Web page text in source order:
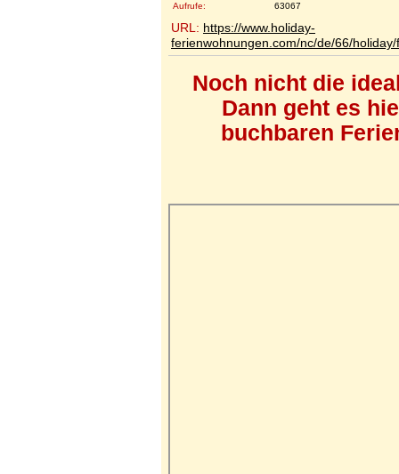
Aufrufe:
63067
URL: https://www.holiday-
ferienwohnungen.com/nc/de/66/
Noch nicht die
Dann geht es
buchbaren